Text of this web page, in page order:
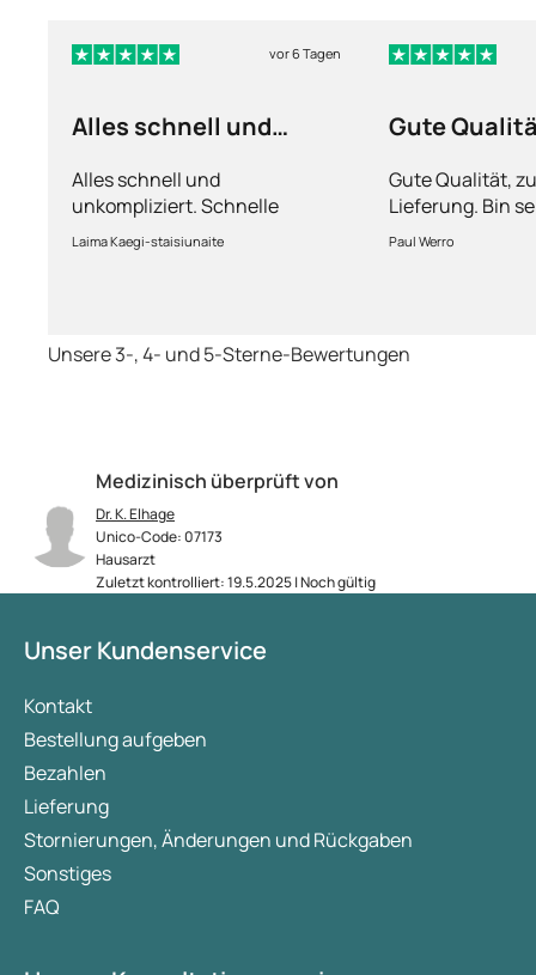
Medizinisch überprüft von
Dr. K. Elhage
Unico-Code: 07173
Hausarzt
Zuletzt kontrolliert: 19.5.2025 | Noch gültig
vor 6 Tagen
Alles schnell und
Alles schnell und
unkompliziert. Schnelle
Lieferung.
Laima Kaegi-staisiunaite
Gute
Gute Qualität,
Lieferung. Bin
Paul Werro
Unsere 3-, 4- und 5-Sterne-Bewertungen
Unser Kundenservice
Kontakt
Bestellung aufgeben
Bezahlen
Lieferung
Stornierungen, Änderungen und Rückgaben
Sonstiges
FAQ